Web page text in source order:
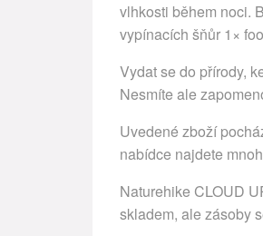
vlhkosti během noci.
vypínacích šňůr 1×
Vydat se do přírody,
Nesmíte ale
Uvedené zboží
nabídce najdete
Naturehike CLOUD
skladem, ale zásoby